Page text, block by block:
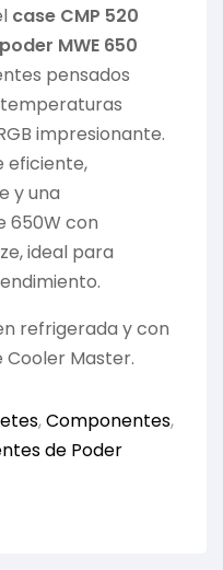
case CMP 520
MWE 650
pensados
impresionante.
eficiente,
y una
650W con
ideal para
refrigerada y con
Master.
,Componentes,
de Poder